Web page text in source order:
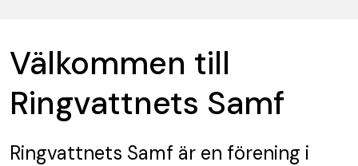
Välkommen till
Ringvattnets Samf
Ringvattnets Samf är en förening i